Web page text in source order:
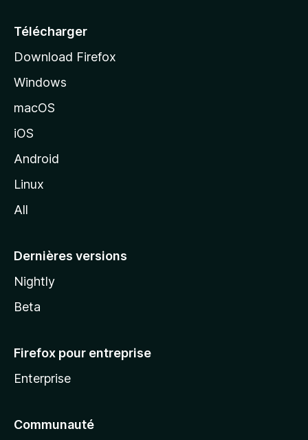
e
l
d
o
z
l
Télécharger
Download Firefox
Windows
macOS
iOS
Android
Linux
All
Dernières versions
Nightly
Beta
Firefox pour entreprise
Enterprise
Communauté